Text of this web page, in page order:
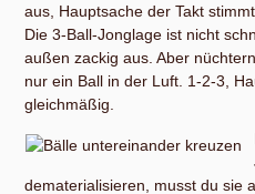
aus, Hauptsache der Takt
Die 3-Ball-Jonglage ist nicht
außen zackig aus. Aber
nur ein Ball in der Luft. 1-2-3,
gleichmäßig.
dematerialisieren, musst du sie